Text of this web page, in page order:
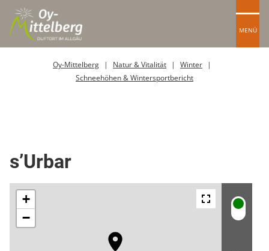
MENÜ
Oy-Mittelberg Natur & Vitalität
Winter
Schneehöhen & Wintersportbericht
s’Urbar